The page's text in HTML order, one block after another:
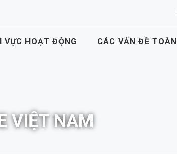
VỰC HOẠT ĐỘNG CÁC VẤN ĐỀ
VIỆT NAM